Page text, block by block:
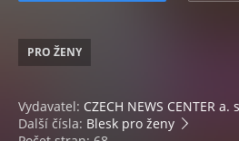
PRO ŽENY
Vydavatel: CZECH NEWS CENTER a.
Další čísla: Blesk pro ženy